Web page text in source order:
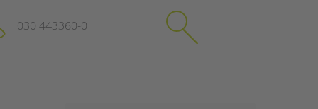
schließen
030 443360-0